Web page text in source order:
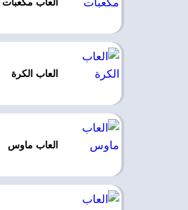
العاب الكرة
العاب ماوس